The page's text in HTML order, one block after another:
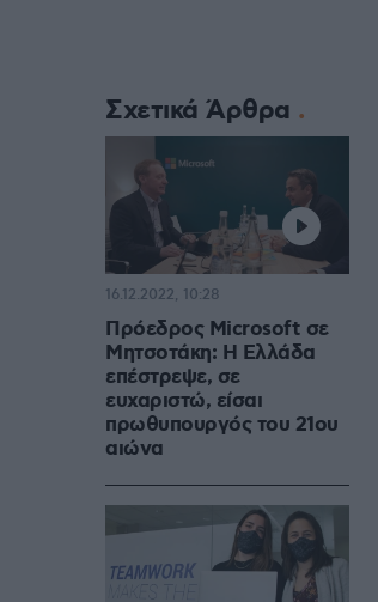
Σχετικά Άρθρα
Πρόεδρος Microsoft σε
Μητσοτάκη: Η Ελλάδα
επέστρεψε, σε
ευχαριστώ, είσαι
πρωθυπουργός του 21ου
αιώνα
16.12.2022, 10:28